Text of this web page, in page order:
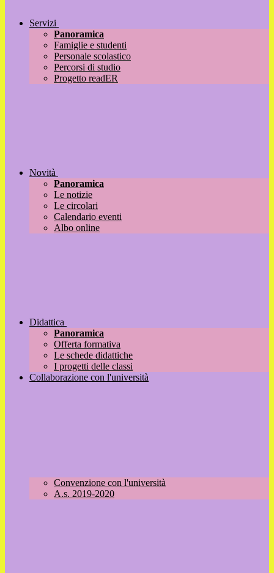
Servizi
Panoramica
Famiglie e studenti
Personale scolastico
Percorsi di studio
Progetto readER
Novità
Panoramica
Le notizie
Le circolari
Calendario eventi
Albo online
Didattica
Panoramica
Offerta formativa
Le schede didattiche
I progetti delle classi
Collaborazione con l'università
Convenzione con l'università
A.s. 2019-2020